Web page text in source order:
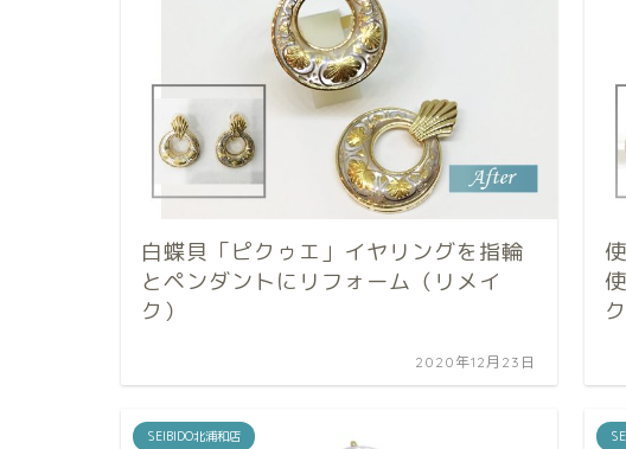
白蝶貝「ピクゥエ」イヤリングを指輪
とペンダントにリフォーム（リメイ
ク）
2020年12月23日
SEIBIDO北浦和店